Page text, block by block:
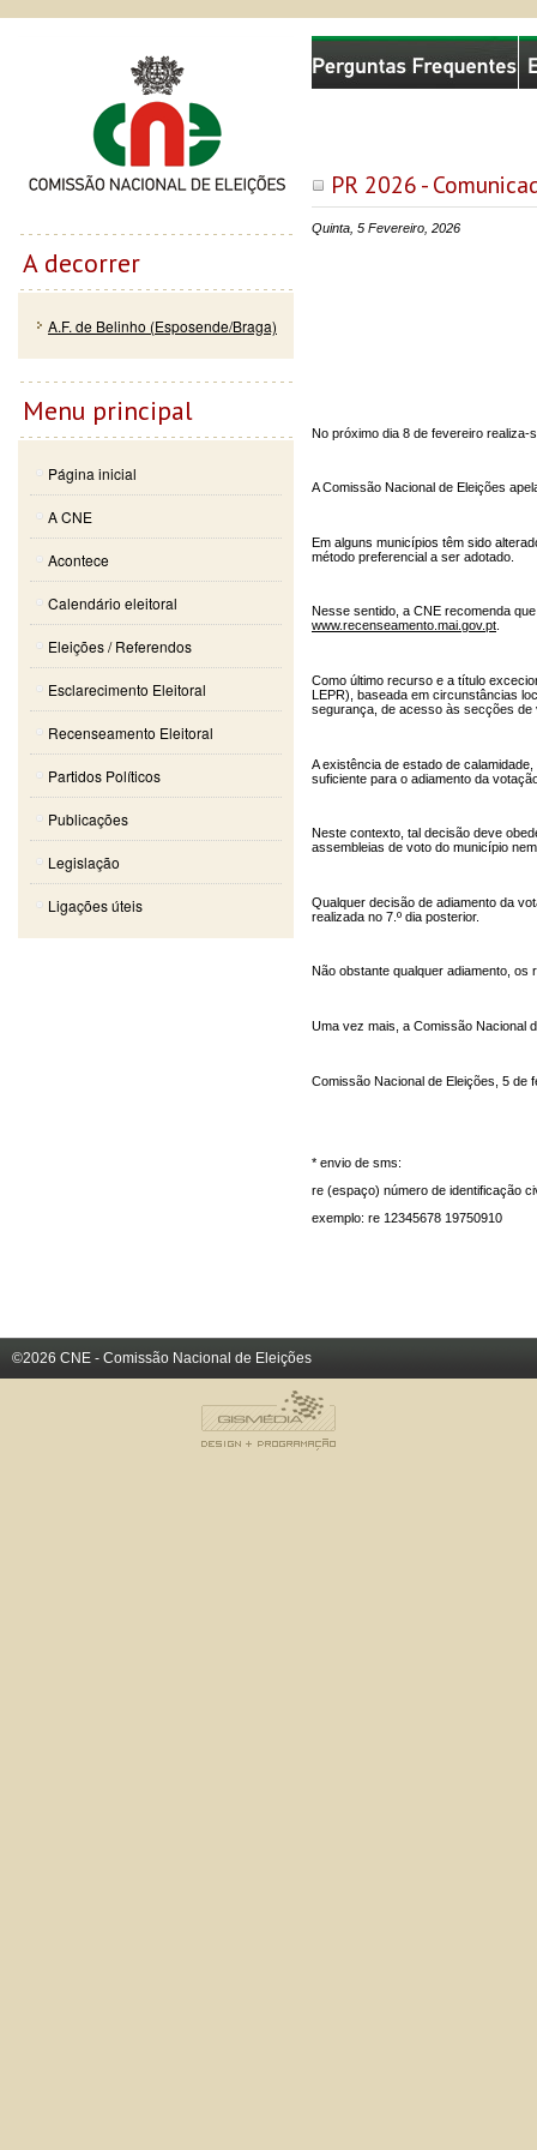
PR 2026 -
Quinta, 5 Fevereiro, 2026
No próximo dia 8 de fevereiro realiza-
A Comissão Nacional de Eleições
Em alguns municípios têm sido
método preferencial a ser adotado.
Nesse sentido, a CNE recomenda
www.recenseamento.mai.gov.pt.
Como último recurso e a título
LEPR), baseada em circunstâncias
segurança, de acesso às secções de
A existência de estado de
suficiente para o adiamento da
Neste contexto, tal decisão deve
assembleias de voto do município
Qualquer decisão de adiamento da
realizada no 7.º dia posterior.
Não obstante qualquer adiamento,
Uma vez mais, a Comissão Nacional
Comissão Nacional de Eleições, 5 de
* envio de sms:
re (espaço) número de identificação
exemplo: re 12345678 19750910
Comissão Nacional de Eleições
A decorrer
A.F. de Belinho (Esposende/Braga)
Menu principal
Página inicial
A CNE
Acontece
Calendário eleitoral
Eleições / Referendos
Esclarecimento Eleitoral
Recenseamento Eleitoral
Partidos Políticos
Publicações
Legislação
Ligações úteis
©2026 CNE - Comissão Nacional de Eleições